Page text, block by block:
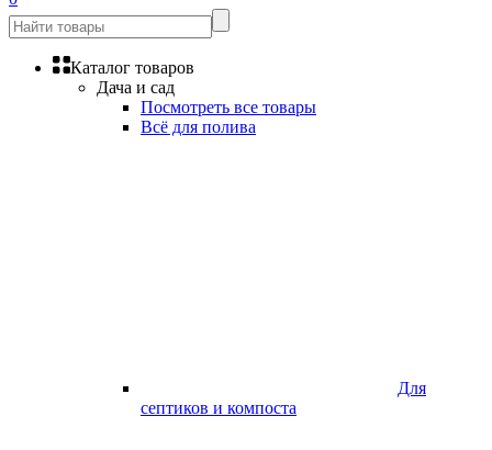
Каталог товаров
Дача и сад
Посмотреть все товары
Всё для полива
Для
септиков и компоста